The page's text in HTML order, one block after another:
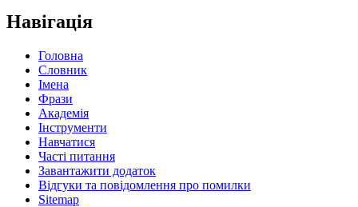
Навігація
Головна
Словник
Імена
Фрази
Академія
Інструменти
Навчатися
Часті питання
Завантажити додаток
Відгуки та повідомлення про помилки
Sitemap